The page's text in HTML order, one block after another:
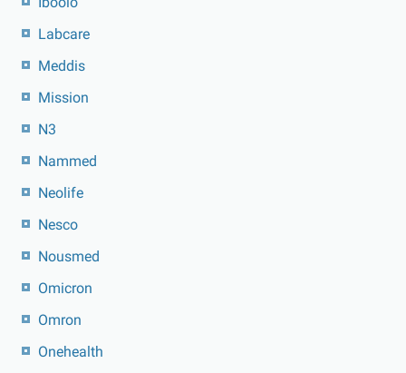
Labcare
Meddis
Mission
N3
Nammed
Neolife
Nesco
Nousmed
Omicron
Omron
Onehealth